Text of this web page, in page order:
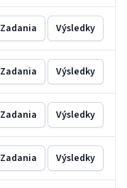
Zadania Výsledky
Zadania Výsledky
Zadania Výsledky
Zadania Výsledky